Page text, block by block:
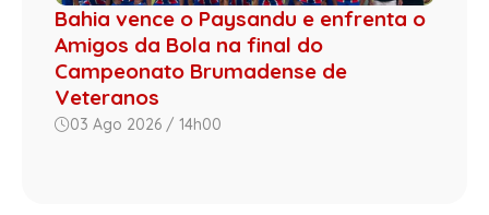
Bahia vence o Paysandu e enfrenta o
Amigos da Bola na final do
Campeonato Brumadense de
Veteranos
03 Ago 2026 / 14h00